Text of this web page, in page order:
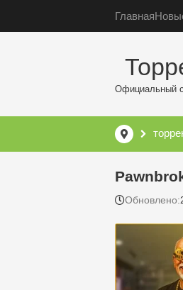
Главная
Официальный
Обновлено: